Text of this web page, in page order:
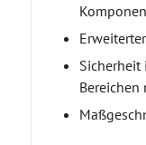
Bereichen